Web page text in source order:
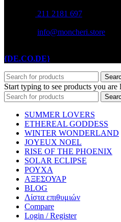
211 2181 697
info@moncheri.store
{DE.CO.DE}
Start typing to see products you are
SUMMER LOVERS
ETHEREAL GODDESS
WINTER WONDERLAND
JOYEUX NOEL
RISE OF THE PHOENIX
SOLAR ECLIPSE
ΡΟΥΧΑ
ΑΞΕΣΟΥΑΡ
BLOG
Λίστα επιθυμιών
Compare
Login / Register